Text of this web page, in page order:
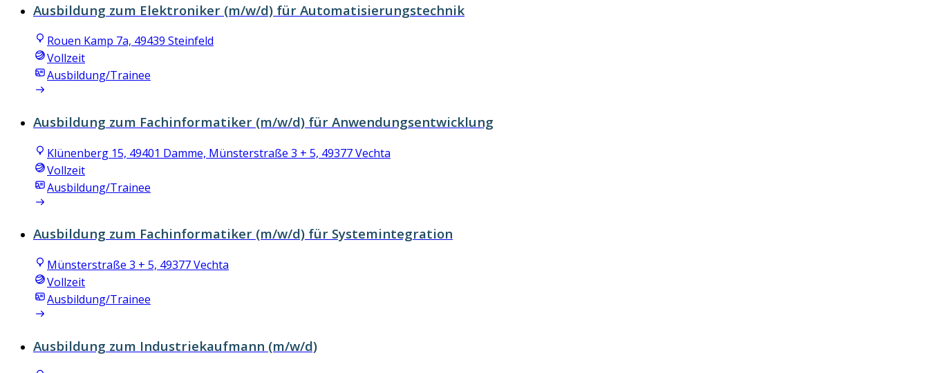
Ausbildung zum Elektroniker (m/w/d) für Automatisierungstechnik
Rouen Kamp 7a, 49439 Steinfeld
Vollzeit
Ausbildung/Trainee
Ausbildung zum Fachinformatiker (m/w/d) für Anwendungsentwicklung
Klünenberg 15, 49401 Damme, Münsterstraße 3 + 5, 49377 Vechta
Vollzeit
Ausbildung/Trainee
Ausbildung zum Fachinformatiker (m/w/d) für Systemintegration
Münsterstraße 3 + 5, 49377 Vechta
Vollzeit
Ausbildung/Trainee
Ausbildung zum Industriekaufmann (m/w/d)